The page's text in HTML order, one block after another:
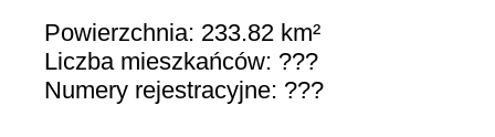
Powierzchnia: 233.82 km²
Liczba mieszkańców: ???
Numery rejestracyjne: ???